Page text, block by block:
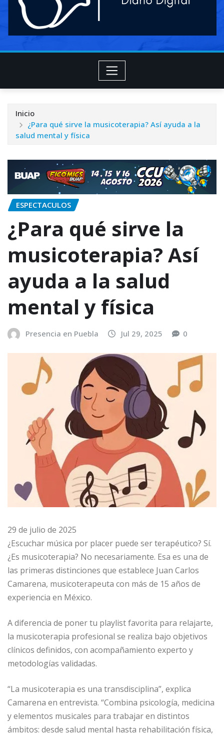
Inicio
¿Para qué sirve la musicoterapia? Así ayuda a la
salud mental y física
ESPECTACULOS
¿Para qué sirve la
musicoterapia? Así
ayuda a la salud
mental y física
Presencia en Puebla Jul 29, 2025 0
29 de julio de 2025
¿Escuchar música por placer puede ser terapéutico? Sí.
¿Es musicoterapia? No necesariamente. Esa es una de
las primeras distinciones que establece Juan Carlos
Camarena, musicoterapeuta con más de 15 años de
experiencia en México.
A diferencia de poner tu playlist favorita para relajarte,
la musicoterapia profesional se realiza bajo objetivos
clínicos definidos, con acompañamiento experto y
metodologías validadas.
“La musicoterapia es una transdisciplina”, explica
Camarena en entrevista. “Combina psicología, medicina
y elementos musicales para trabajar en distintos
ámbitos: desde salud mental hasta rehabilitación física,